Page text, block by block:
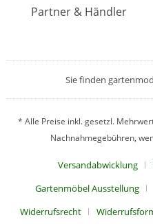
Partner & Händler
Sie finden
* Alle Preise inkl. gesetzl.
Nachnahmegebühren,
Versandabwicklung
Gartenmöbel Ausstellung
Widerrufsrecht